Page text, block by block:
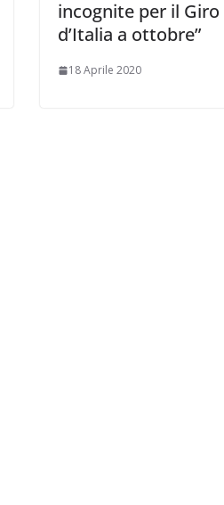
incognite per il Giro
d’Italia a ottobre”
18 Aprile 2020